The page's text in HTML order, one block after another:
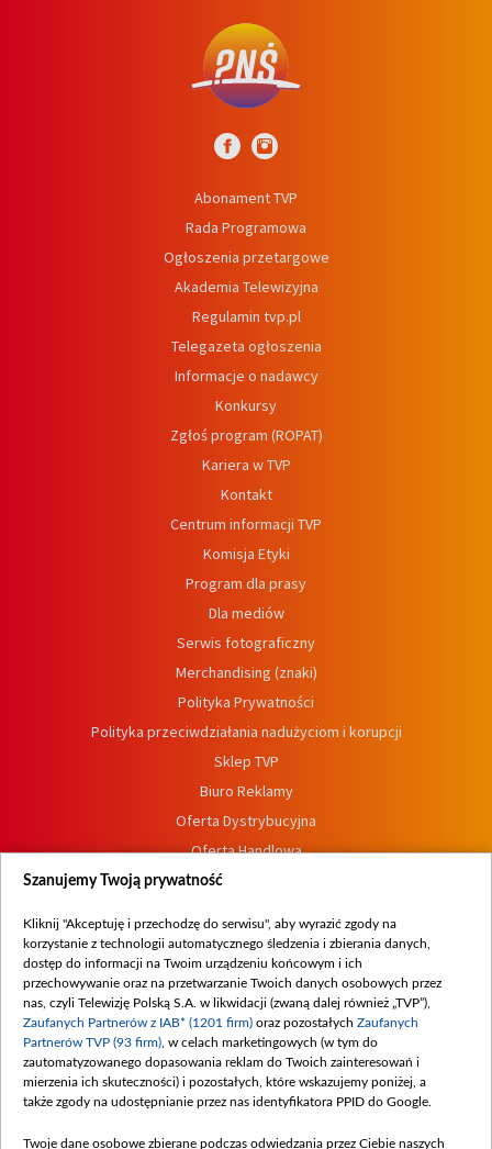
Abonament TVP
Rada Programowa
Ogłoszenia przetargowe
Akademia Telewizyjna
Regulamin tvp.pl
Telegazeta ogłoszenia
Informacje o nadawcy
Konkursy
Zgłoś program (ROPAT)
Kariera w TVP
Kontakt
Centrum informacji TVP
Komisja Etyki
Program dla prasy
Dla mediów
Serwis fotograficzny
Merchandising (znaki)
Polityka Prywatności
Polityka przeciwdziałania nadużyciom i korupcji
Sklep TVP
Biuro Reklamy
Oferta Dystrybucyjna
Oferta Handlowa
Dostępność
Procedura zgłoszeń wewnętrznych
Szanujemy Twoją prywatność
Kliknij "Akceptuję i przechodzę do serwisu", aby wyrazić zgody na
korzystanie z technologii automatycznego śledzenia i zbierania danych,
dostęp do informacji na Twoim urządzeniu końcowym i ich
przechowywanie oraz na przetwarzanie Twoich danych osobowych przez
nas, czyli Telewizję Polską S.A. w likwidacji (zwaną dalej również „TVP”),
Zaufanych Partnerów z IAB* (1201 firm) oraz pozostałych Zaufanych
Partnerów TVP (93 firm) , w celach marketingowych (w tym do
zautomatyzowanego dopasowania reklam do Twoich zainteresowań i
mierzenia ich skuteczności) i pozostałych, które wskazujemy poniżej, a
także zgody na udostępnianie przez nas identyfikatora PPID do Google.
Twoje dane osobowe zbierane podczas odwiedzania przez Ciebie naszych